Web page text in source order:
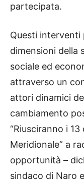
partecipata.
Questi interventi
dimensioni della
sociale ed
attraverso un
attori dinamici
cambiamento
“Riusciranno i
Meridionale” a
opportunità –
sindaco di Naro